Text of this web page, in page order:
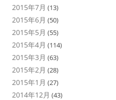
2015年7月 (13)
2015年6月 (50)
2015年5月 (55)
2015年4月 (114)
2015年3月 (63)
2015年2月 (28)
2015年1月 (27)
2014年12月 (43)